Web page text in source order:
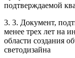
подтверждаемой
3. 3. Документ,
менее трех лет на
области создания
светодизайна